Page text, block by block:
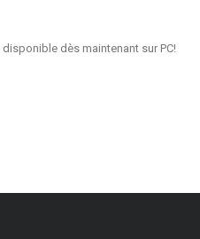
dès maintenant sur PC!